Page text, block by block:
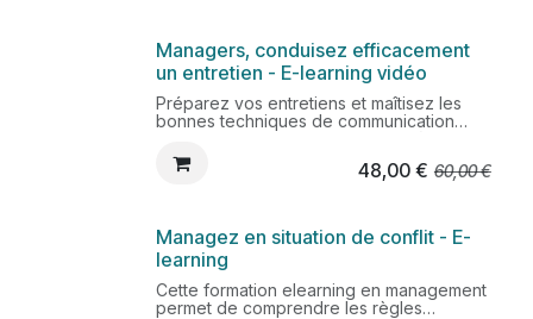
Managers, conduisez efficacement
un entretien - E-learning vidéo
Préparez vos entretiens et maîtisez les
bonnes techniques de communication
formation rapide en ligne associant vidéos
et quiz.
48,00€ 60,00€
Managez en situation de conflit - E-
learning
Cette formation elearning en management
permet de comprendre les règles